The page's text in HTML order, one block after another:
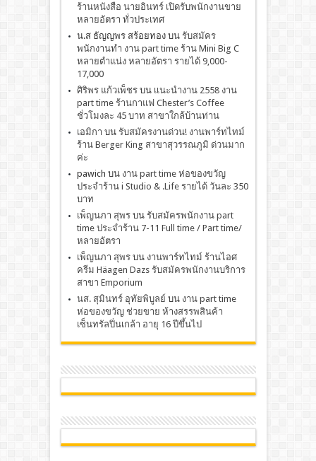
ร้านหนังสือ นายอินทร์ เปิดรับพนักงานขาย
หลายอัตรา ทั่วประเทศ
น.ส ธัญญพร สร้อยทองบน รับสมัคร
พนักงานทำ งาน part time ร้าน Mini Big C
หลายตำแน่ง หลายอัตรา รายได้ 9,000-
17,000
ศิริพร แก้วเพ็ชรบน เเนะนำงาน 2558 งาน
part time ร้านกาแฟ Chester’s Coffee
ชั่วโมงละ 45 บาท สาขาใกล้บ้านท่าน
เอมิกา บน รับสมัครงานด่วน! งานพาร์ทไทม์
ร้าน Berger King สาขาสุวรรณภูมิ ด่วนมาก
ค่ะ
pawich บน งาน part time ห่อของขวัญ
ประจำร้าน i Studio & .Life รายได้ วันละ 350
บาท
เพ็ญนภา สุพรบน รับสมัครพนักงาน part
time ประจำร้าน 7-11 Full time / Part time/
หลายอัตรา
เพ็ญนภา สุพรบน งานพาร์ทไทม์ ร้านไอศ
ครีม Häagen Dazs รับสมัครพนักงานบริการ
สาขา Emporium
นส. สุมินทร์ อุทัยพิบูลย์ บน งาน part time
ห่อของขวัญ ช่วยขาย ห้างสรรพสินค้า
เซ็นทรัลปิ่นเกล้า อายุ 16 ปีขึ้นไป